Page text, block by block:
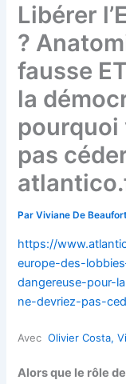
Libérer
?
fausse
la
pourquoi
pas
ParViviane De
https://
europe-des-
dangereuse-pour-
ne-devriez-pas-
AvecOlivier Costa,
Alors que le rôle